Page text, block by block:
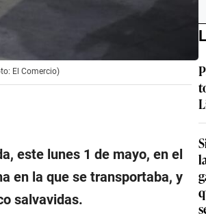
El Comercio)
este lunes 1 de mayo, en el
en la que se transportaba, y
salvavidas.